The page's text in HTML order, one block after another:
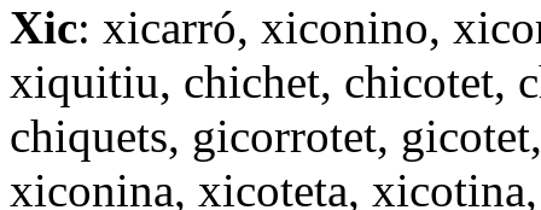
Xic: xicarró, xiconino,
xiquitiu, chichet, chicotet,
chiquets, gicorrotet,
xiconina, xicoteta,